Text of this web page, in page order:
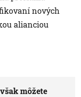
nových
alianciou
môžete